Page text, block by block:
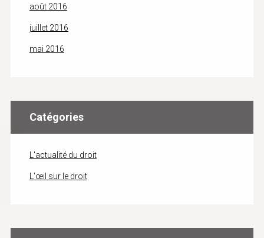
août 2016
juillet 2016
mai 2016
Catégories
L'actualité du droit
L'œil sur le droit